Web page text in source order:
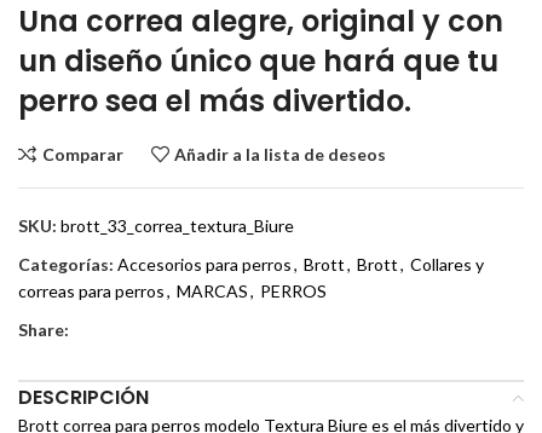
Una correa alegre, original y con
un diseño único que hará que tu
perro sea el más divertido.
Comparar Añadir a la lista de deseos
SKU: brott_33_correa_textura_Biure
Categorías: Accesorios para perros, Brott, Brott, Collares y
correas para perros, MARCAS, PERROS
Share:
DESCRIPCIÓN
Brott correa para perros modelo Textura Biure es el más divertido y